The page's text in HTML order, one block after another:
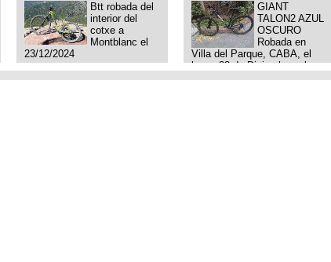
Btt robada del
interior del
cotxe a
Montblanc el
23/12/2024
GIANT
TALON2 AZUL
OSCURO
Robada en
Villa del Parque, CABA, el
lunes 23 de Diciembre a las
11:38 am, hay video del